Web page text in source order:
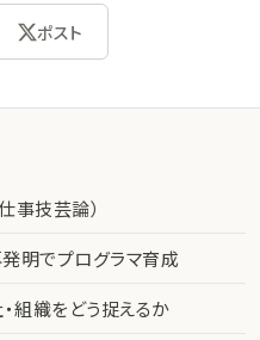
ポスト
事技芸論）
明でプログラマ育成
組織をどう捉えるか